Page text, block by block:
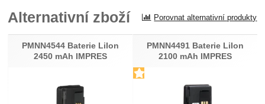
Alternativní zboží Porovnat alternativní produkty
PMNN4544 Baterie LiIon
2450 mAh IMPRES
PMNN4491 Baterie LiIon
2100 mAh IMPRES